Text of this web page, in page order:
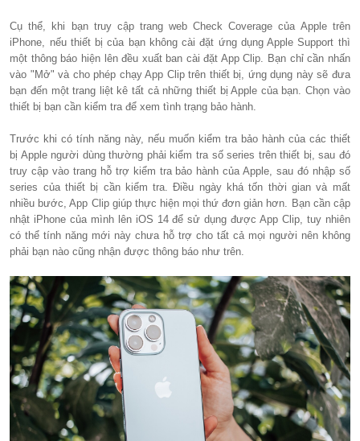
Cụ thể, khi bạn truy cập trang web Check Coverage của Apple trên
iPhone, nếu thiết bị của bạn không cài đặt ứng dụng Apple Support thì
một thông báo hiện lên đều xuất ban cài đặt App Clip. Bạn chỉ cần nhấn
vào "Mở" và cho phép chạy App Clip trên thiết bị, ứng dụng này sẽ đưa
bạn đến một trang liệt kê tất cả những thiết bị Apple của bạn. Chọn vào
thiết bị bạn cần kiểm tra để xem tình trạng bảo hành.
Trước khi có tính năng này, nếu muốn kiểm tra bảo hành của các thiết
bị Apple người dùng thường phải kiểm tra số series trên thiết bị, sau đó
truy cập vào trang hỗ trợ kiểm tra bảo hành của Apple, sau đó nhập số
series của thiết bị cần kiểm tra. Điều ngày khá tốn thời gian và mất
nhiều bước, App Clip giúp thực hiện mọi thứ đơn giản hơn. Bạn cần cập
nhật iPhone của mình lên iOS 14 để sử dụng được App Clip, tuy nhiên
có thể tính năng mới này chưa hỗ trợ cho tất cả mọi người nên không
phải bạn nào cũng nhận được thông báo như trên.